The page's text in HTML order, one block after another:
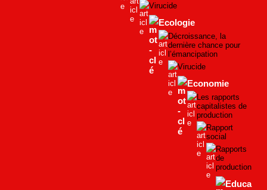
Virucide
Ecologie
Décroissance, la
dernière chance pour
l’émancipation
Virucide
Economie
Les rapports
capitalistes de
production
Rapport
social
Rapports
de
production
Educa